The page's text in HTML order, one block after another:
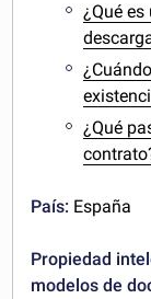
¿Qué
¿Qué
País: España
Propiedad
modelos de